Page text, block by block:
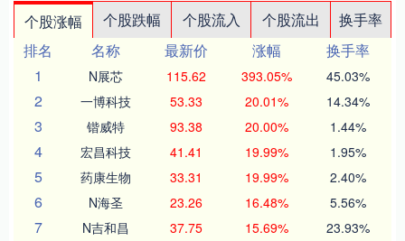
个股涨幅 个股跌幅 个股流入 个股流出
换手率
排名
名称 最新价 涨幅
换手率
1
N展芯 115.62 393.05% 45.03%
2 一博科技 53.33 20.01% 14.34%
3 锴威特 93.38 20.00% 1.44%
4 宏昌科技 41.41 19.99% 1.95%
5 药康生物 33.31 19.99% 2.40%
6 N海圣 23.26 16.48% 5.56%
7 N吉和昌 37.75 15.69% 23.93%